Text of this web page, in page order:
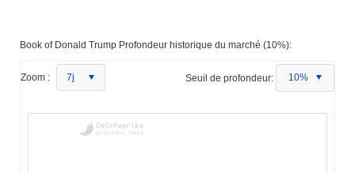
Book of Donald Trump Profondeur historique du marché (10%):
Zoom : 7j Seuil de profondeur: 10%